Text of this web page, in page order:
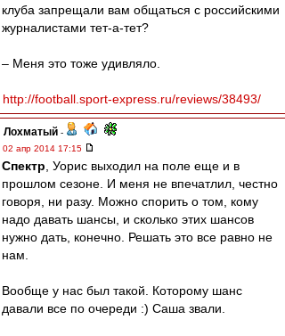
клуба запрещали вам общаться с российскими
журналистами тет-а-тет?
– Меня это тоже удивляло.
http://football.sport-express.ru/reviews/38493/
Лохматый -
02 апр 2014 17:15
Спектр , Уорис выходил на поле еще и в
прошлом сезоне. И меня не впечатлил, честно
говоря, ни разу. Можно спорить о том, кому
надо давать шансы, и сколько этих шансов
нужно дать, конечно. Решать это все равно не
нам.
Вообще у нас был такой. Которому шанс
давали все по очереди :) Саша звали.